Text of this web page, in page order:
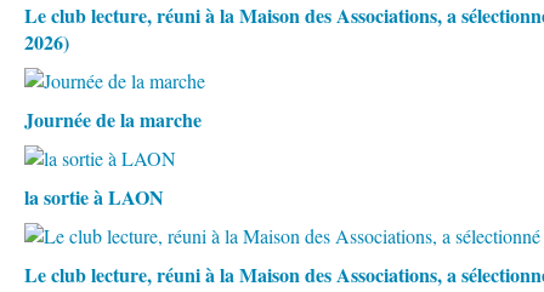
Le club lecture, réuni à la Maison des Associations, a
2026)
Journée de la marche
la sortie à LAON
Le club lecture, réuni à la Maison des Associations, a